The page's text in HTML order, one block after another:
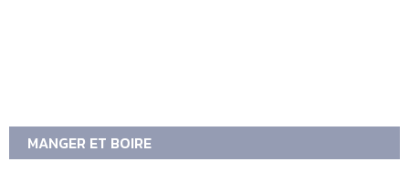
MANGER ET BOIRE